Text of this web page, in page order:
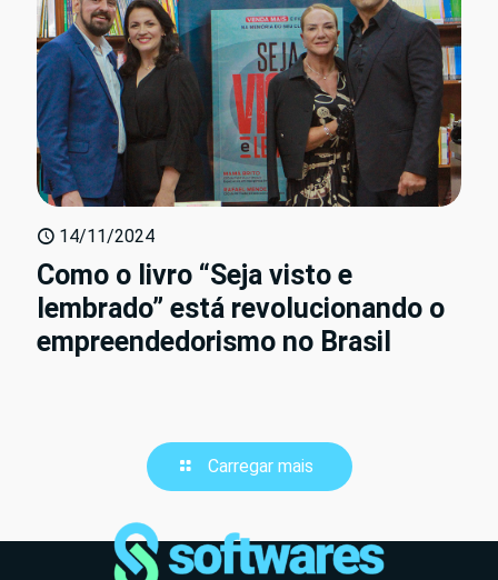
14/11/2024
Como o livro “Seja visto e
lembrado” está revolucionando o
empreendedorismo no Brasil
Carregar mais